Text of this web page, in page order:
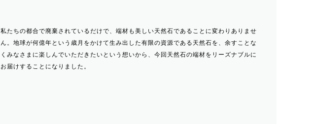
私たちの都合で廃棄されているだけで、端材も美しい天然石であることに変わりありませ
ん。地球が何億年という歳月をかけて生み出した有限の資源である天然石を、余すことな
くみなさまに楽しんでいただきたいという想いから、今回天然石の端材をリーズナブルに
お届けすることになりました。